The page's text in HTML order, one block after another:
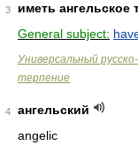
3
иметь ангельское
General subject:
Универсальный
терпение
4
ангельский
angelic